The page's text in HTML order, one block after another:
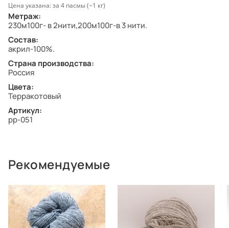
Цена указана: за 4 пасмы (~1 кг)
Метраж:
230м100г- в 2нити,200м100г-в 3 нити.
Состав:
акрил-100%.
Страна производства:
Россия
Цвета:
Терракотовый
Артикул:
pp-051
Рекомендуемые